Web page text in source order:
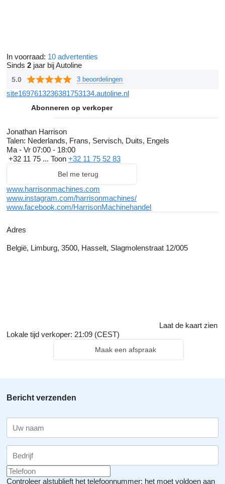
In voorraad: 10 advertenties
Sinds 2 jaar bij Autoline
5.0 3 beoordelingen
site1697613236381753134.autoline.nl
Abonneren op verkoper
Jonathan Harrison
Talen: Nederlands, Frans, Servisch, Duits, Engels
Ma - Vr 07:00 - 18:00
+32 11 75 ... Toon +32 11 75 52 83
Bel me terug
www.harrisonmachines.com
www.instagram.com/harrisonmachines/
www.facebook.com/HarrisonMachinehandel
Adres
België, Limburg, 3500, Hasselt, Slagmolenstraat 12/005
Laat de kaart zien
Lokale tijd verkoper: 21:09 (CEST)
Maak een afspraak
Bericht verzenden
Controleer alstublieft het telefoonnummer: het moet voldoen aan